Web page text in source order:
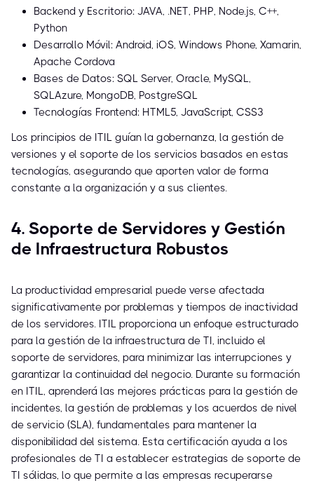
Backend y Escritorio: JAVA, .NET, PHP, Node.js, C++,
Python
Desarrollo Móvil: Android, iOS, Windows Phone, Xamarin,
Apache Cordova
Bases de Datos: SQL Server, Oracle, MySQL,
SQLAzure, MongoDB, PostgreSQL
Tecnologías Frontend: HTML5, JavaScript, CSS3
Los principios de ITIL guían la gobernanza, la gestión de
versiones y el soporte de los servicios basados en estas
tecnologías, asegurando que aporten valor de forma
constante a la organización y a sus clientes.
4. Soporte de Servidores y Gestión
de Infraestructura Robustos
La productividad empresarial puede verse afectada
significativamente por problemas y tiempos de inactividad
de los servidores. ITIL proporciona un enfoque estructurado
para la gestión de la infraestructura de TI, incluido el
soporte de servidores, para minimizar las interrupciones y
garantizar la continuidad del negocio. Durante su formación
en ITIL, aprenderá las mejores prácticas para la gestión de
incidentes, la gestión de problemas y los acuerdos de nivel
de servicio (SLA), fundamentales para mantener la
disponibilidad del sistema. Esta certificación ayuda a los
profesionales de TI a establecer estrategias de soporte de
TI sólidas, lo que permite a las empresas recuperarse